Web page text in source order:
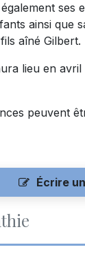
ses
ainsi
aîné Gilbert.
lieu en
peuvent
Écrire